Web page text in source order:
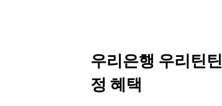
우리은행 우리틴
정 혜택